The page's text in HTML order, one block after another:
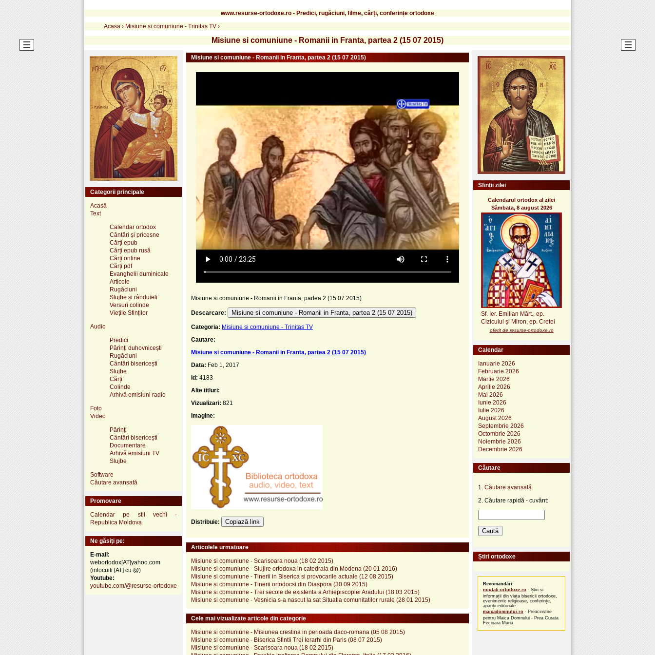
www.resurse-ortodoxe.ro - Predici, rugăciuni, filme, cărți, conferințe ortodoxe
Acasa › Misiune si comuniune - Trinitas TV ›
Misiune si comuniune - Romanii in Franta, partea 2 (15 07 2015)
Misiune si comuniune - Romanii in Franta, partea 2 (15 07 2015)
Misiune si comuniune - Romanii in Franta, partea 2 (15 07 2015)
Descarcare: Misiune si comuniune - Romanii in Franta, partea 2 (15 07 2015)
Categoria: Misiune si comuniune - Trinitas TV
Cautare:
Misiune si comuniune - Romanii in Franta, partea 2 (15 07 2015)
Data: Feb 1, 2017
Id: 4183
Alte titluri:
Vizualizari: 821
Imagine:
Distribuie: Copiază link
Articolele urmatoare
Misiune si comuniune - Scarisoara noua (18 02 2015)
Misiune si comuniune - Slujire ortodoxa in catedrala din Modena (20 01 2016)
Misiune si comuniune - Tinerii in Biserica si provocarile actuale (12 08 2015)
Misiune si comuniune - Tinerii ortodocsi din Diaspora (30 09 2015)
Misiune si comuniune - Trei secole de existenta a Arhiepiscopiei Aradului (18 03 2015)
Misiune si comuniune - Vesnicia s-a nascut la sat Situatia comunitatilor rurale (28 01 2015)
Cele mai vizualizate articole din categorie
Misiune si comuniune - Misiunea crestina in perioada daco-romana (05 08 2015)
Misiune si comuniune - Biserica Sfintii Trei Ierarhi din Paris (08 07 2015)
Misiune si comuniune - Scarisoara noua (18 02 2015)
Categorii principale
Acasă
Text
Calendar ortodox
Cântări și pricesne
Cărți epub
Cărți epub rusă
Cărți online
Cărți pdf
Evanghelii duminicale
Articole
Rugăciuni
Slujbe și rânduieli
Versuri colinde
Viețile Sfinților
Audio
Predici
Părinți duhovnicești
Rugăciuni
Cântări bisericești
Slujbe
Cărți
Colinde
Arhivă emisiuni radio
Foto
Video
Părinți
Cântări bisericești
Documentare
Arhivă emisiuni TV
Slujbe
Software
Căutare avansată
Promovare
Calendar pe stil vechi -
Republica Moldova
Ne găsiți pe:
E-mail:
webortodox[AT]yahoo.com
(inlocuiti [AT] cu @)
Youtube:
youtube.com/@resurse-ortodoxe
Sfinții zilei
Calendarul ortodox al zilei
Sâmbata, 8 august 2026
Sf. Ier. Emilian Mărt., ep.
Cizicului și Miron, ep. Cretei
oferit de resurse-ortodoxe.ro
Calendar
Ianuarie 2026
Februarie 2026
Martie 2026
Aprilie 2026
Mai 2026
Iunie 2026
Iulie 2026
August 2026
Septembrie 2026
Octombrie 2026
Noiembrie 2026
Decembrie 2026
Căutare
1. Căutare avansată
2. Căutare rapidă - cuvânt:
Știri ortodoxe
Recomandări:
noutati-ortodoxe.ro - Știri și
informații din viața bisericii ortodoxe,
evenimente religioase, conferințe,
apariții editoriale.
maicadomnului.ro - Preacinstire
pentru Maica Domnului - Prea Curata
Fecioara Maria.